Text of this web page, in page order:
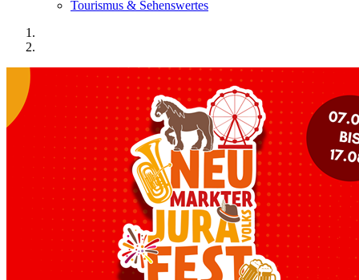
Tourismus & Sehenswertes